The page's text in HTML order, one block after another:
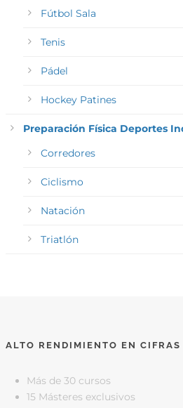
Fútbol Sala
Tenis
Pádel
Hockey Patines
Preparación Física Deportes
Corredores
Ciclismo
Natación
Triatlón
ALTO RENDIMIENTO EN CIFRAS
Más de 30 cursos
15 Másteres exclusivos